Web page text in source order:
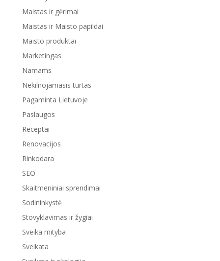
Maistas ir gėrimai
Maistas ir Maisto papildai
Maisto produktai
Marketingas
Namams
Nekilnojamasis turtas
Pagaminta Lietuvoje
Paslaugos
Receptai
Renovacijos
Rinkodara
SEO
Skaitmeniniai sprendimai
Sodininkystė
Stovyklavimas ir žygiai
Sveika mityba
Sveikata